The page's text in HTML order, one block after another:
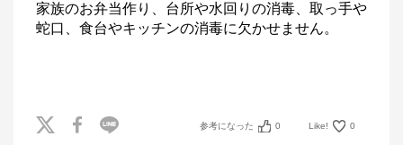
家族のお弁当作り、台所や水回りの消毒、取っ手や
蛇口、食台やキッチンの消毒に欠かせません。
参考になった 0 Like! 0